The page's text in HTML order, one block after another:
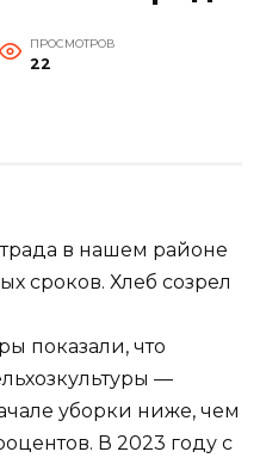
ПРОСМОТРОВ
22
в нашем районе
сроков. Хлеб созрел
показали, что
—
уборки ниже, чем
В 2023 году с